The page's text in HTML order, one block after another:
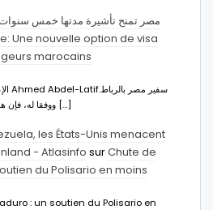
مصر تمنح تأشيرة مدتها خمس
Une nouvelle option de visa
marocains
ووفقا له، فإن هذا الإجراء يهدف إلى […]
les États-Unis menacent
- Atlasinfo surChute de
du Polisario en moins
: un soutien du Polisario en